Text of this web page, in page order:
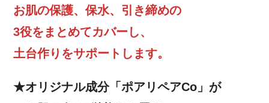
お肌の保護、保水、引き締めの
3役をまとめてカバーし、
土台作りをサポートします。
★オリジナル成分「ポアリペアCo」が